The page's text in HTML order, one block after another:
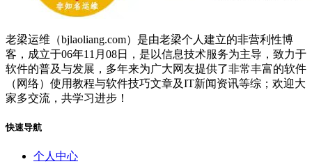
老梁运维（bjlaoliang.com）是由老梁个人建立的非营利性博
客，成立于06年11月08日，是以信息技术服务为主导，致力于
软件的普及与发展，多年来为广大网友提供了非常丰富的软件
（网络）使用教程与软件技巧文章及IT新闻资讯等综；欢迎大
家多交流，共学习进步！
快速导航
个人中心